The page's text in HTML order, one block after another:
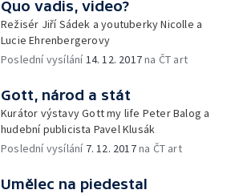
Quo vadis, video?
Režisér Jiří Sádek a youtuberky Nicolle a
Lucie Ehrenbergerovy
Poslední vysílání14. 12. 2017na ČT art
Gott, národ a stát
Kurátor výstavy Gott my life Peter Balog a
hudební publicista Pavel Klusák
Poslední vysílání 7. 12. 2017na ČT art
Umělec na piedestal